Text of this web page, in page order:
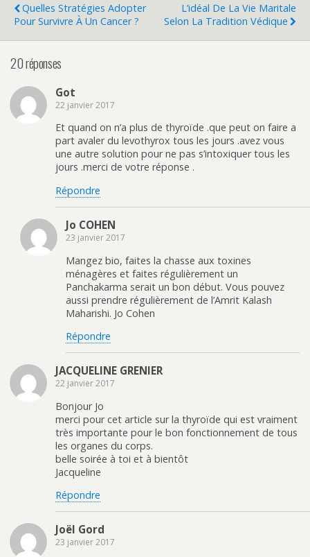
Quelles Stratégies Adopter
Pour Survivre À Un Cancer ?
L’idéal De La Vie Maritale
Selon La Tradition Védique
20 réponses
Got
22 janvier 2017
Et quand on n’a plus de thyroïde .que peut on faire a
part avaler du levothyrox tous les jours .avez vous
une autre solution pour ne pas s’intoxiquer tous les
jours .merci de votre réponse .
Répondre
Jo COHEN
23 janvier 2017
Mangez bio, faites la chasse aux toxines
ménagères et faites régulièrement un
Panchakarma serait un bon début. Vous pouvez
aussi prendre régulièrement de l’Amrit Kalash
Maharishi. Jo Cohen
Répondre
JACQUELINE GRENIER
22 janvier 2017
Bonjour Jo
merci pour cet article sur la thyroïde qui est vraiment
très importante pour le bon fonctionnement de tous
les organes du corps.
belle soirée à toi et à bientôt
Jacqueline
Répondre
Joël Gord
23 janvier 2017